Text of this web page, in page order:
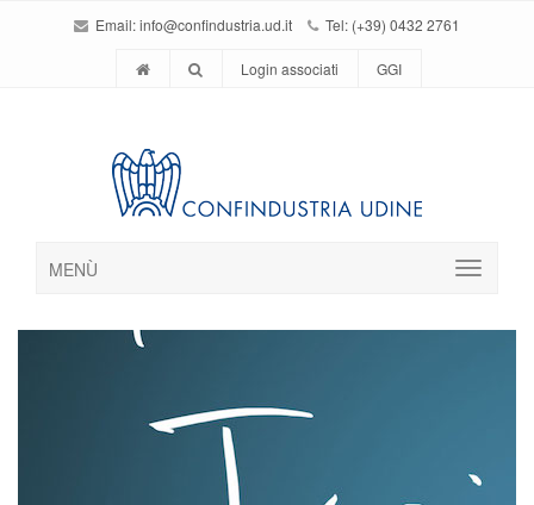
Email:info@confindustria.ud.it Tel: (+39) 0432 2761
Login associati GGI
MENÙ